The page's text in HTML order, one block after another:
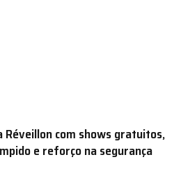
Réveillon com shows gratuitos,
e reforço na segurança